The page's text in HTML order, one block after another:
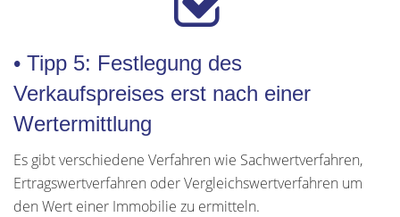
• Tipp 5: Festlegung des
Verkaufspreises erst nach einer
Wertermittlung
Es gibt verschiedene Verfahren wie Sachwertverfahren,
Ertragswertverfahren oder Vergleichswertverfahren um
den Wert einer Immobilie zu ermitteln.